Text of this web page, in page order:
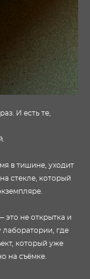
И есть те,
в тишине, уходит
стекле, который
это не открытка и
лаборатории, где
который уже
на съёмке.